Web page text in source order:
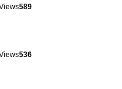
589
536